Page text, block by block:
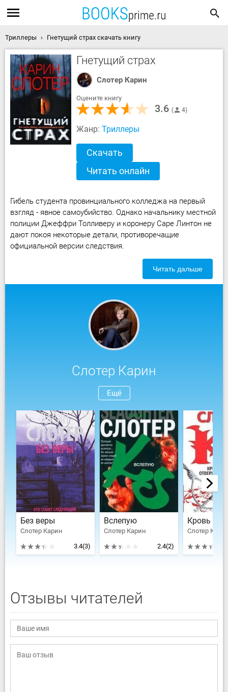
Триллеры Гнетущий страх скачать книгу
Гнетущий страх
Слотер Карин
Оцените книгу
3.6 4
Жанр: Триллеры
Скачать
Читать онлайн
Гибель студента провинциального колледжа на первый
взгляд - явное самоубийство. Однако начальнику местной
полиции Джеффри Толливеру и коронеру Саре Линтон не
дают покоя некоторые детали, противоречащие
официальной версии следствия.
Читать дальше
Слотер Карин
Ещё
Без веры
Слотер Карин
3.4(3)
Вслепую
Слотер Карин
2.4(2)
Слотер
Отзывы читателей